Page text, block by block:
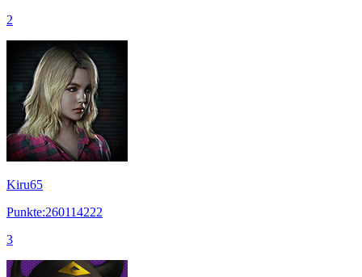
2
Kiru65
Punkte:260114222
3